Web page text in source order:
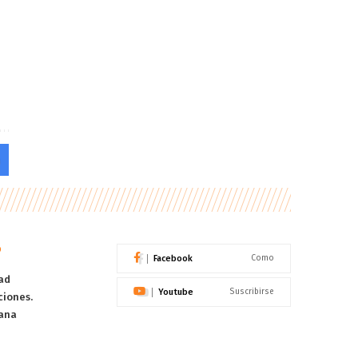
Facebook Como
Youtube Suscribirse